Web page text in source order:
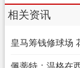
相关资讯
皇马筹钱修球场